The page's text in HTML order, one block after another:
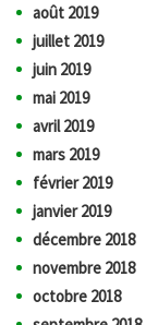
août 2019
juillet 2019
juin 2019
mai 2019
avril 2019
mars 2019
février 2019
janvier 2019
décembre 2018
novembre 2018
octobre 2018